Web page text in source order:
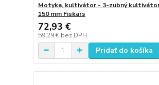
Motyka, kultivátor - 3-zubný
150 mm Fiskars
72,93 €
59,29 € bez DPH
Pridať do košíka